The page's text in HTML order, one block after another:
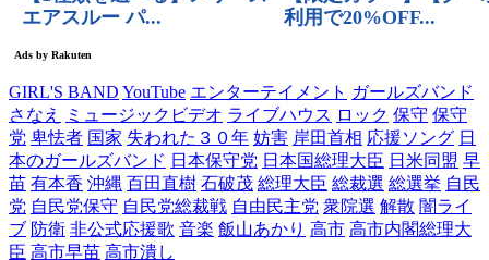
GIRL'S BAND YouTube エンターテイメント ガールズバンド
さなえ
ミュージックビデオ ライブハウス ロック 保守 保守
党 卑怯者 国家 失われた３０年 妨害 岸田首相 応援ソング 日
本のガールズバンド 日本保守党 日本国総理大臣 日米同盟 早
苗 有本香 沖縄 百田直樹 石破茂 総理大臣 総裁選 総選挙 自民
党 自民党保守 自民党総裁戦 自由民主党 衆院選 解散 闇ライ
ブ 防衛 非公式応援歌 音楽 飯山あかり 高市 高市内閣総理大
臣 高市早苗 高市潰し